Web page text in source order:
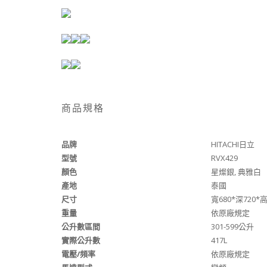
商品規格
品牌
HITACHI日立
型號
RVX429
顏色
星燦銀, 典雅白
產地
泰國
尺寸
寬680*深720*
重量
依原廠規定
公升數區間
301-599公升
實際公升數
417L
電壓/頻率
依原廠規定